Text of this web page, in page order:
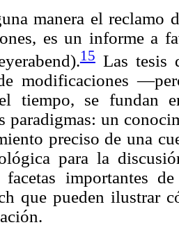
manera el reclamo
es un informe a
15Las tesis
modificaciones
tiempo, se fundan
paradigmas: un
preciso de una
para la
facetas importantes
que pueden ilustrar